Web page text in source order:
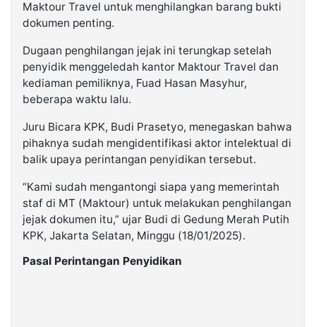
Maktour Travel untuk menghilangkan barang bukti
dokumen penting.
Dugaan penghilangan jejak ini terungkap setelah
penyidik menggeledah kantor Maktour Travel dan
kediaman pemiliknya, Fuad Hasan Masyhur,
beberapa waktu lalu.
Juru Bicara KPK, Budi Prasetyo, menegaskan bahwa
pihaknya sudah mengidentifikasi aktor intelektual di
balik upaya perintangan penyidikan tersebut.
“Kami sudah mengantongi siapa yang memerintah
staf di MT (Maktour) untuk melakukan penghilangan
jejak dokumen itu,” ujar Budi di Gedung Merah Putih
KPK, Jakarta Selatan, Minggu (18/01/2025).
Pasal Perintangan Penyidikan